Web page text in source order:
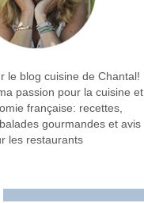
le blog cuisine de Chantal!
passion pour la cuisine et
française: recettes,
gourmandes et avis
les restaurants